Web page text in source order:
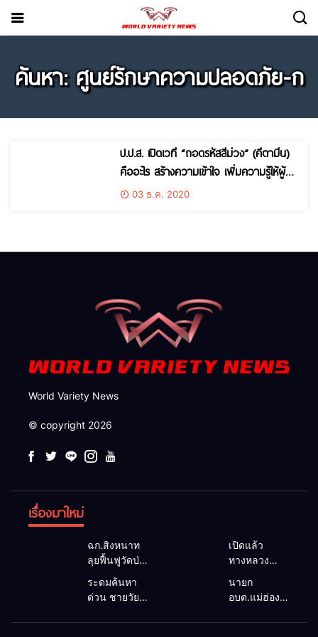
ค้นหา: ศูนย์รักษาความปลอดภัย-ก
ป.ป.ส. เปิดเวที “ถอดรหัสสีม่วง” (คีตามีน)
คืออะไร สร้างความเข้าใจ เพิ่มความรู้ให้ผู้
ปฏิบัติงาน
03 ธ.ค. 2020
World Variety News
© copyright 2026
เรื่องมาใหม่
ฉก.สิงหนาท
ลุยฟื้นฟูวัดป่า
ถ้ำวัว ระดม
กำลังเคลียร์
ใต้สะพาน
ซ่อมคอ
เปิดแล้ว
ทางหลวง
ตามปกติ หลัง
คอสะพานแม่
สุยะขาดจาก
ระดมค้นหา
ด่วน ชายวัย
ปริศนาริมลำ
นายก
อบต.แม่ฮ่องสอน
แก้วิกฤตแม่น้ำ